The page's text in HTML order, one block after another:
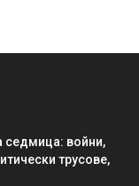
седмица: войни,
трусове,